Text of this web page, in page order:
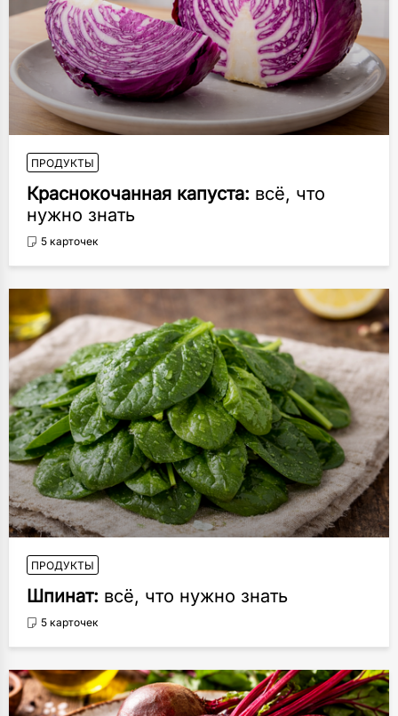
ПРОДУКТЫ
Краснокочанная капуста: всё, что
нужно знать
5 карточек
ПРОДУКТЫ
Шпинат: всё, что нужно знать
5 карточек